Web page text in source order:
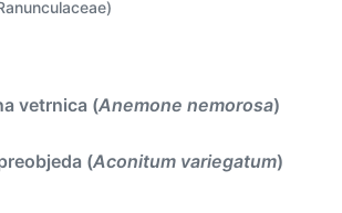
vetrnica (Anemone nemorosa)
(Aconitum variegatum)